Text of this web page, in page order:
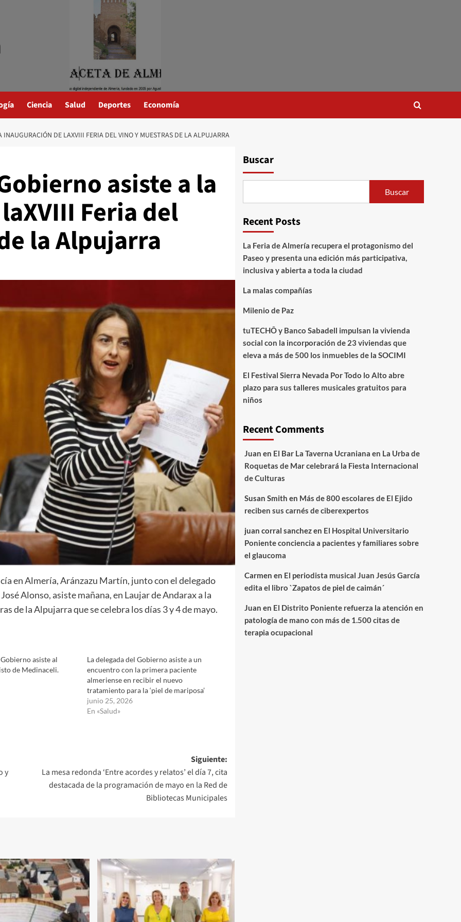
Ciencia Salud Deportes Economía
DE LAXVIII FERIA DEL VINO Y MUESTRAS DE LA ALPUJARRA
asiste a la
Feria del
la Alpujarra
en Almería, Aránzazu Martín, junto con el delegado
Alonso, asiste mañana, en Laujar de Andarax a la
de la Alpujarra que se celebra los días 3 y 4 de mayo.
asiste al
de Medinaceli.
La delegada del Gobierno asiste a un
encuentro con la primera paciente
almeriense en recibir el nuevo
tratamiento para la ‘piel de mariposa’
junio 25, 2026
En «Salud»
y
Siguiente:
La mesa redonda ‘Entre acordes y relatos’ el día 7, cita
destacada de la programación de mayo en la Red de
Bibliotecas Municipales
Buscar
Buscar
Recent Posts
La Feria de Almería recupera el protagonismo del
Paseo y presenta una edición más participativa,
inclusiva y abierta a toda la ciudad
La malas compañías
Milenio de Paz
tuTECHÔ y Banco Sabadell impulsan la vivienda
social con la incorporación de 23 viviendas que
eleva a más de 500 los inmuebles de la SOCIMI
El Festival Sierra Nevada Por Todo lo Alto abre
plazo para sus talleres musicales gratuitos para
niños
Recent Comments
Juan en El Bar La Taverna Ucraniana en La Urba de
Roquetas de Mar celebrará la Fiesta Internacional
de Culturas
Susan Smith en Más de 800 escolares de El Ejido
reciben sus carnés de ciberexpertos
juan corral sanchezen El Hospital Universitario
Poniente conciencia a pacientes y familiares sobre
el glaucoma
Carmen en El periodista musical Juan Jesús García
edita el libro `Zapatos de piel de caimán´
Juan en El Distrito Poniente refuerza la atención en
patología de mano con más de 1.500 citas de
terapia ocupacional